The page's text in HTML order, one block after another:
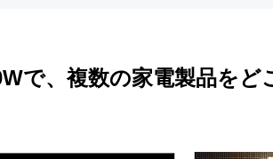
で、複数の家電製品をど